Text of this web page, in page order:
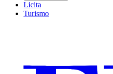
Licita
Turismo